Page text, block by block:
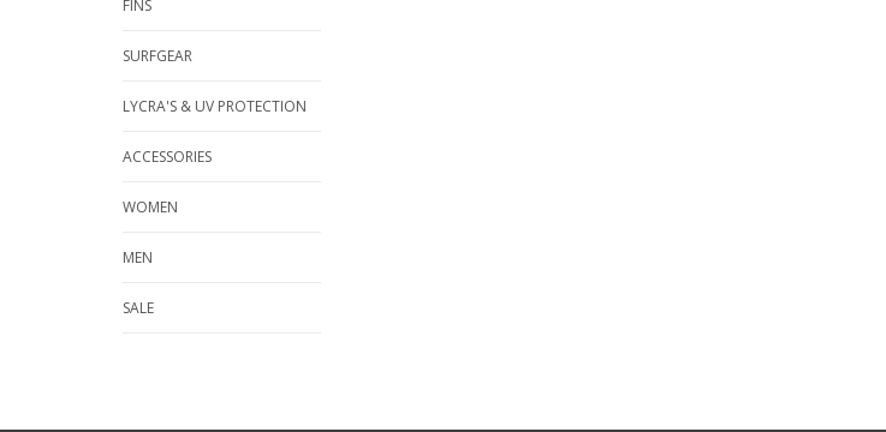
FINS
SURFGEAR
LYCRA'S & UV PROTECTION
ACCESSORIES
WOMEN
MEN
SALE